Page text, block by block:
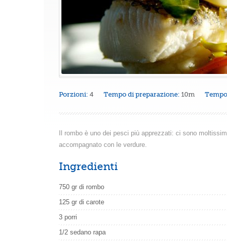
Porzioni: 4 Tempo di preparazione: 10m
Il rombo è uno dei pesci più apprezzati: ci sono
accompagnato con le verdure.
Ingredienti
750 gr di rombo
125 gr di carote
3 porri
1/2 sedano rapa